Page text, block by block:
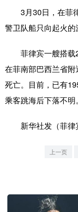
学术中国
彩票
公益
文化产业
浙江
3月30日，在菲律
警卫队船只向起火的
菲律宾一艘搭载
在菲南部巴西兰省
死亡。目前，已有
乘客跳海后下落不明。
新华社发（菲律
上一页